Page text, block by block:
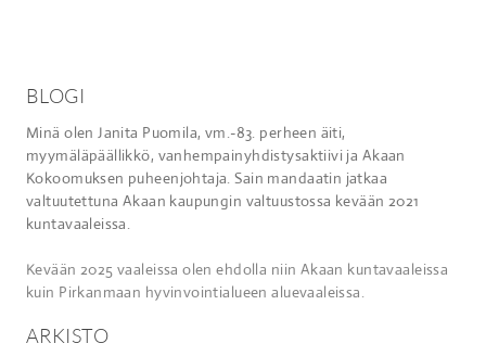
BLOGI
Minä olen Janita Puomila, vm.-83. perheen äiti,
myymäläpäällikkö, vanhempainyhdistysaktiivi ja Akaan
Kokoomuksen puheenjohtaja. Sain mandaatin jatkaa
valtuutettuna Akaan kaupungin valtuustossa kevään 2021
kuntavaaleissa.
Kevään 2025 vaaleissa olen ehdolla niin Akaan kuntavaaleissa
kuin Pirkanmaan hyvinvointialueen aluevaaleissa.
ARKISTO